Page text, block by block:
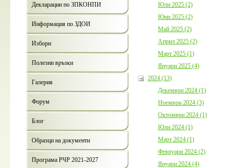
Декларации по ЗПКОНПИ
Информация по ЗДОИ
Избори
Полезни връзки
Галерия
Форум
Блог
Образци на документи
Програма РЧР 2021-2027
Юли 2025 (2)
Юни 2025 (2)
Май 2025 (2)
Април 2025 (2)
Март 2025 (1)
Януари 2025 (4)
2024 (13)
Декември 2024 (1)
Ноември 2024 (3)
Октомври 2024 (1)
Юли 2024 (1)
Март 2024 (1)
Февруари 2024 (2)
Януари 2024 (4)